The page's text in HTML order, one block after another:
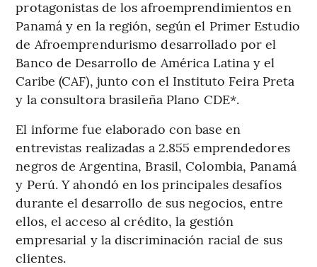
protagonistas de los afroemprendimientos en
Panamá y en la región, según el Primer Estudio
de Afroemprendurismo desarrollado por el
Banco de Desarrollo de América Latina y el
Caribe (CAF), junto con el Instituto Feira Preta
y la consultora brasileña Plano CDE*.
El informe fue elaborado con base en
entrevistas realizadas a 2.855 emprendedores
negros de Argentina, Brasil, Colombia, Panamá
y Perú. Y ahondó en los principales desafíos
durante el desarrollo de sus negocios, entre
ellos, el acceso al crédito, la gestión
empresarial y la discriminación racial de sus
clientes.